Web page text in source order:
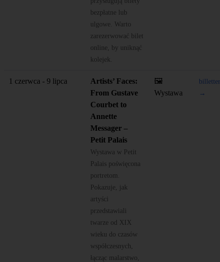
bezpłatne lub
ulgowe. Warto
zarezerwować bilet
online, by uniknąć
kolejek.
1 czerwca - 9 lipca
Artists’ Faces:
From Gustave
Courbet to
Annette
Messager –
Petit Palais
Wystawa w Petit
Palais poświęcona
portretom.
Pokazuje, jak
artyści
przedstawiali
twarze od XIX
wieku do czasów
współczesnych,
łącząc malarstwo,
🖼️
Wystawa
→